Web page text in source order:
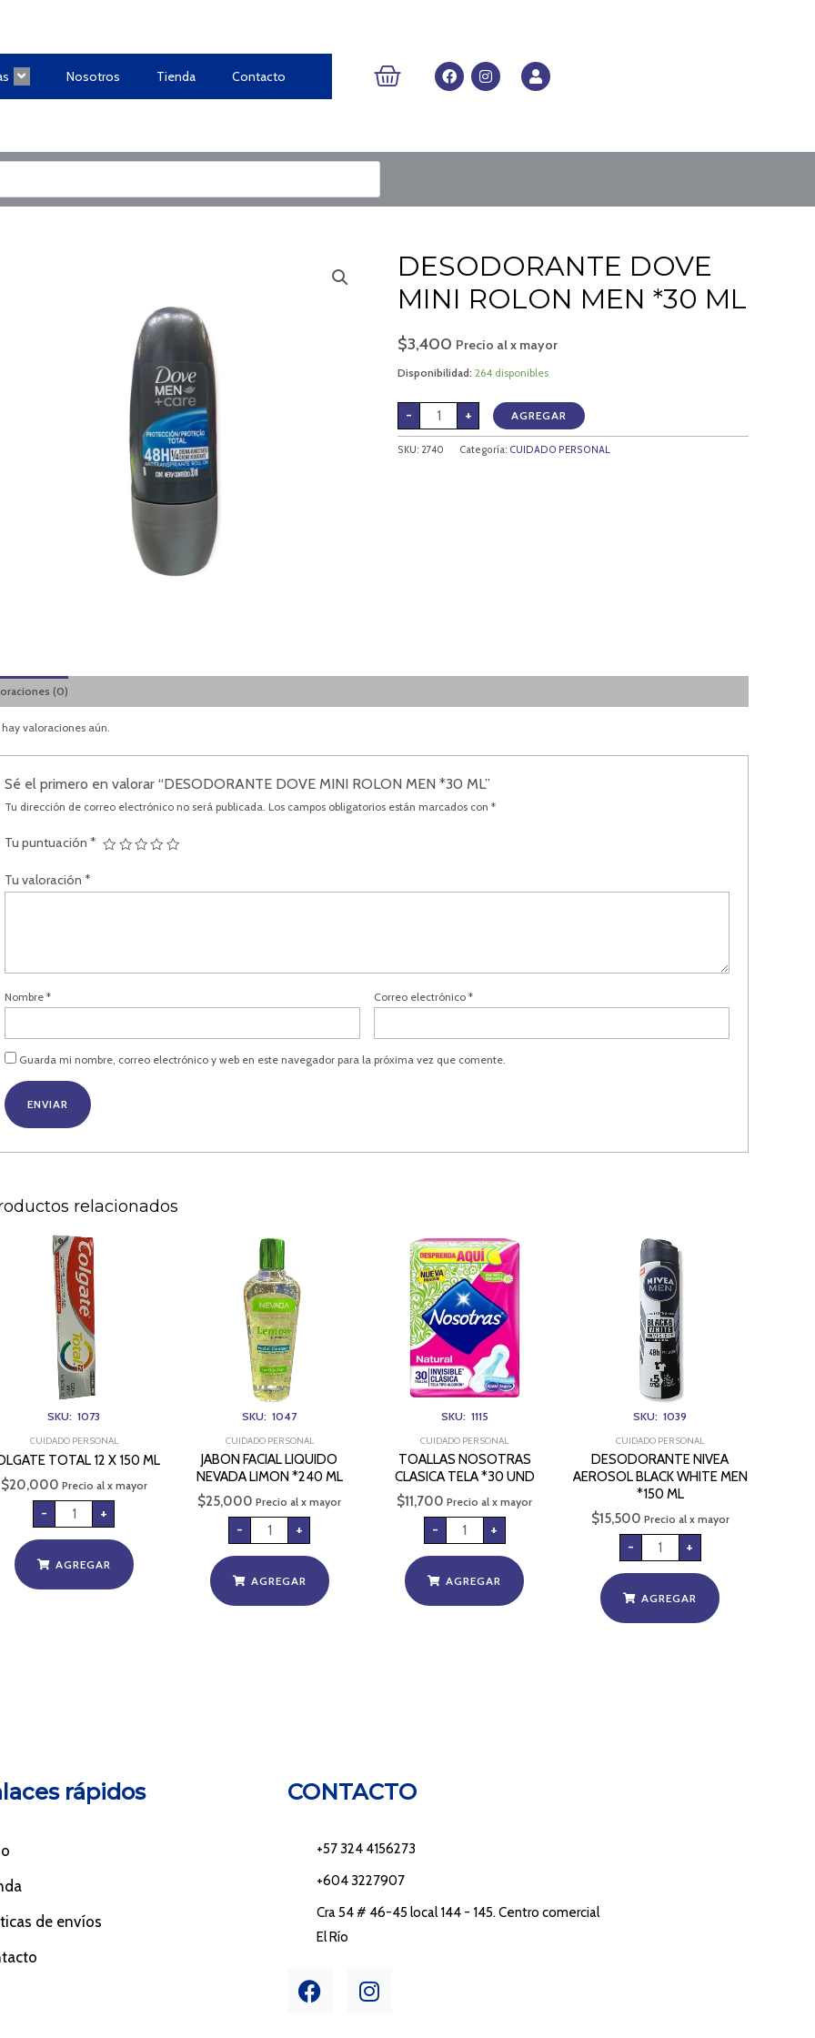
Nosotros Tienda Contacto CARRITO
F
a
c
o
I
n
s
r
U
s
e
DESODORANTE DOVE
MINI ROLON MEN *30 ML
$3,400 Precio al x mayor
Disponibilidad: 264 disponibles
-
DESODORANTE
DOVE
MINI
ROLON
MEN
*30
+ AGREGAR
SKU: 2740 Categoría: CUIDADO PERSONAL
(0)
valoraciones aún.
Sé el primero en valorar “DESODORANTE DOVE MINI ROLON MEN *30 ML”
Tu dirección de correo electrónico no será publicada. Los campos obligatorios están marcados con*
Tu puntuación*
Tu valoración*
Nombre* Correo electrónico*
Guarda mi nombre, correo electrónico y web en este navegador para la próxima vez que comente.
relacionados
SKU: 1073
CUIDADO PERSONAL
TOTAL 12 X 150 ML
$20,000 Precio al x mayor
-
COLGATE
TOTAL
12
X
150
ML
cantidad
+
AGREGAR
SKU: 1047
CUIDADO PERSONAL
JABON FACIAL LIQUIDO
NEVADA LIMON *240 ML
$25,000 Precio al x mayor
-
FACIAL
LIQUIDO
NEVADA
LIMON
*240
ML
cantidad
+
AGREGAR
SKU: 1115
CUIDADO PERSONAL
TOALLAS NOSOTRAS
CLASICA TELA *30 UND
$11,700 Precio al x mayor
-
NOSOTRAS
CLASICA
TELA
*30
UND
cantidad
+
AGREGAR
SKU: 1039
CUIDADO PERSONAL
DESODORANTE NIVEA
AEROSOL BLACK WHITE MEN
*150 ML
$15,500 Precio al x mayor
-
NIVEA
AEROSOL
BLACK
WHITE
MEN
*150
ML
cantidad
+
AGREGAR
rápidos
de envíos
CONTACTO
+57 324 4156273
+604 3227907
Cra 54 # 46-45 local 144 - 145. Centro comercial
El Río
F
a
I
n